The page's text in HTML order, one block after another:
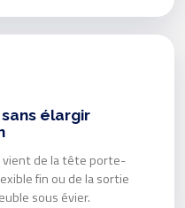
élargir
vient de la tête porte-
fin ou de la sortie
sous évier.